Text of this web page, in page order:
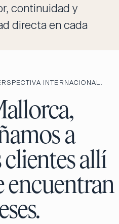
continuidad y
directa en cada
INTERNACIONAL.
a
allí
encuentran